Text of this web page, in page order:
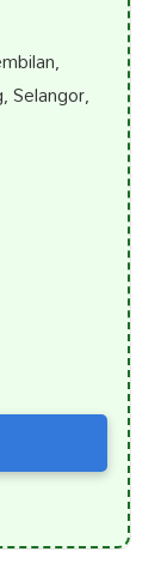
Selangor,